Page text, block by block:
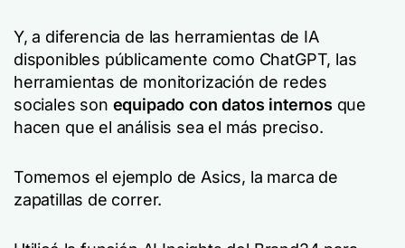
Y, a diferencia de las herramientas de IA
disponibles públicamente como ChatGPT, las
herramientas de monitorización de redes
sociales son equipado con datos internos que
hacen que el análisis sea el más preciso.
Tomemos el ejemplo de Asics, la marca de
zapatillas de correr.